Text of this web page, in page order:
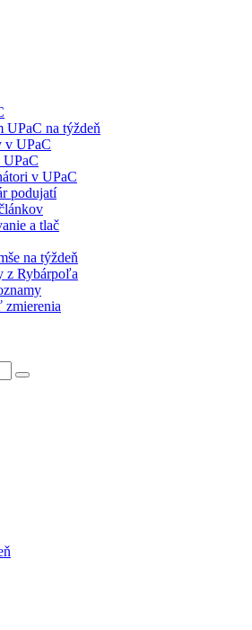
UPaC na týždeň
UPaC
v UPaC
podujatí
a tlač
na týždeň
z Rybárpoľa
zmierenia